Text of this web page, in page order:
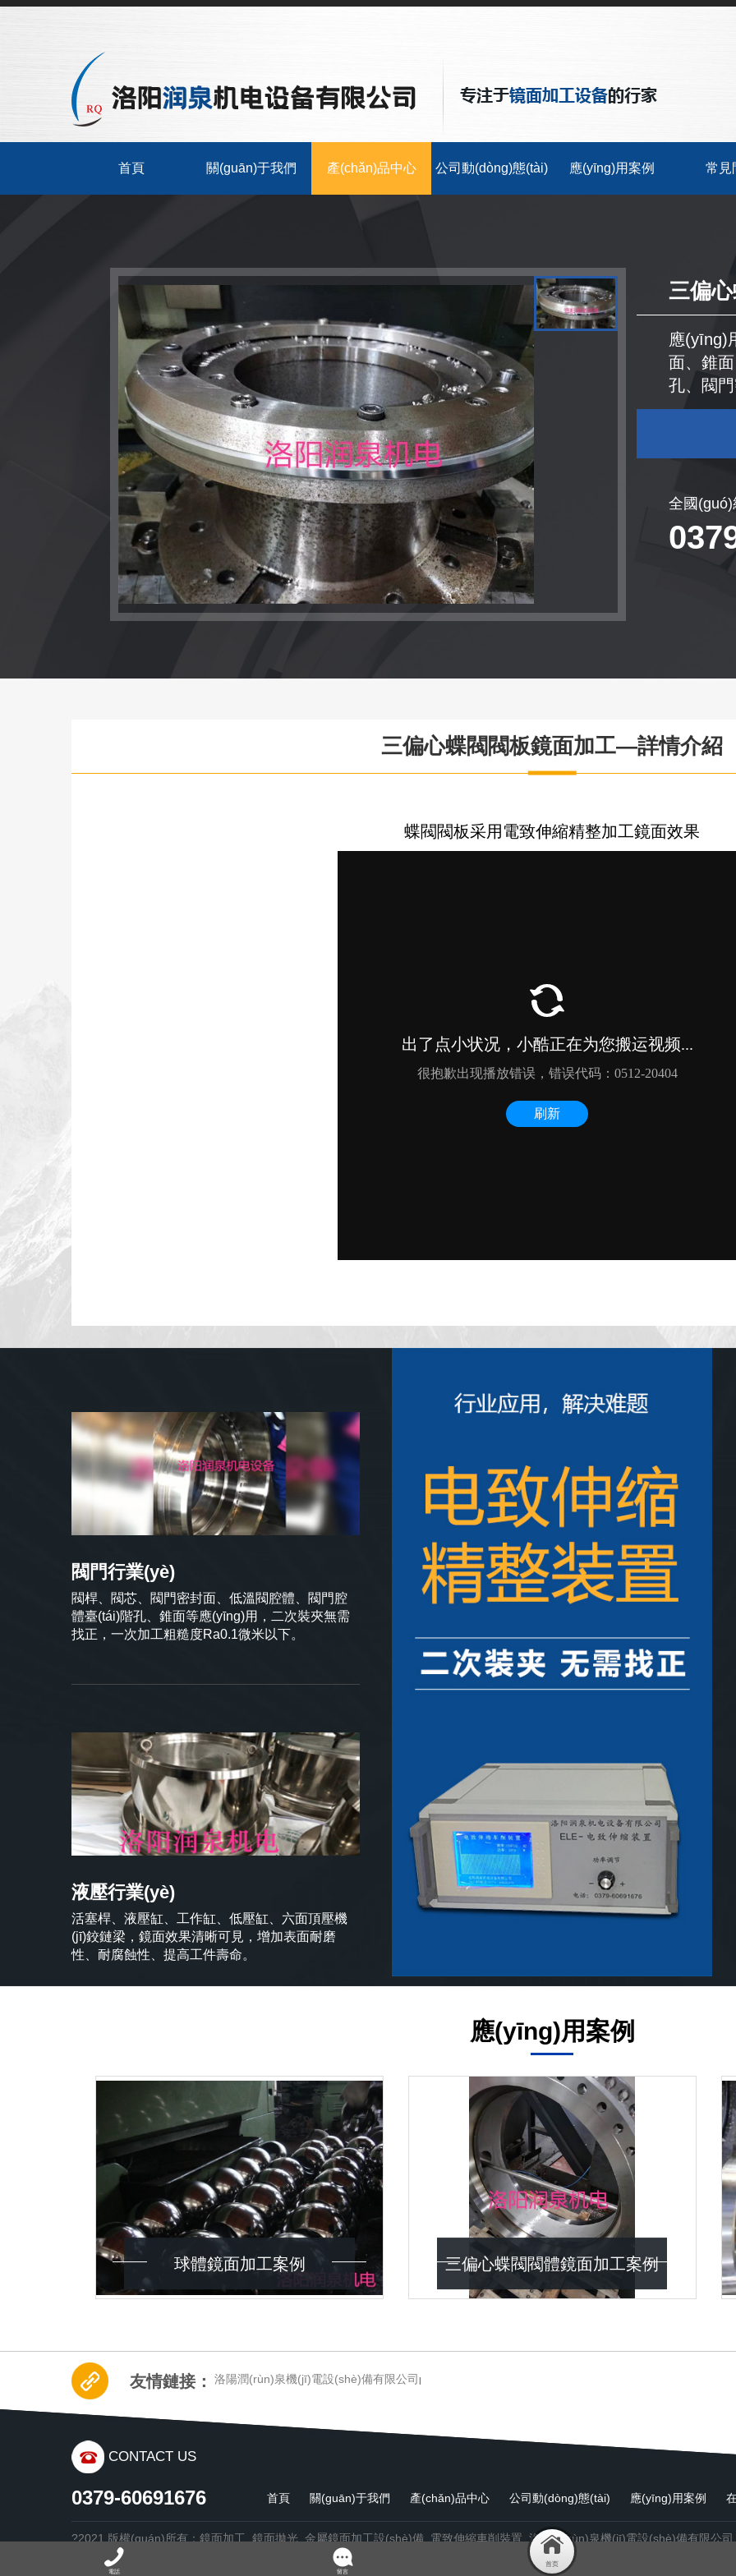
首頁 關(guān)于我們 產(chǎn)品中心 公司動(dòng)態(tài) 應(yīng)用案例 常見
三偏
應(yīng)
面、錐面
孔、閥
全國
三偏心蝶閥閥板鏡面加工—詳情介紹
蝶閥閥板采用電致伸縮精整加工鏡面效果
閥門行業(yè)
閥桿、閥芯、閥門密封面、低溫閥腔體、閥門腔
體臺(tái)階孔、錐面等應(yīng)用，二次裝夾無需
找正，一次加工粗糙度Ra0.1微米以下。
液壓行業(yè)
活塞桿、液壓缸、工作缸、低壓缸、六面頂壓機
(jī)鉸鏈梁，鏡面效果清晰可見，增加表面耐磨
性、耐腐蝕性、提高工件壽命。
應(yīng)用案例
球體鏡面加工案例 三偏心蝶閥閥體鏡面加工案例
友情鏈接： 洛陽潤(rùn)泉機(jī)電設(shè)備有限公司
CONTACT US
0379-60691676 首頁 關(guān)于我們 產(chǎn)品中心 公司動(dòng)態(tài) 應(yīng)用案例
?2021 版權(quán)所有：鏡面加工_鏡面拋光_金屬鏡面加工設(shè)備_電致伸縮車削裝置_洛陽潤(rùn)泉機(jī)電設(shè)備有限
16034726號(hào)-1
青峰網(wǎng)絡(luò)
電話 留言